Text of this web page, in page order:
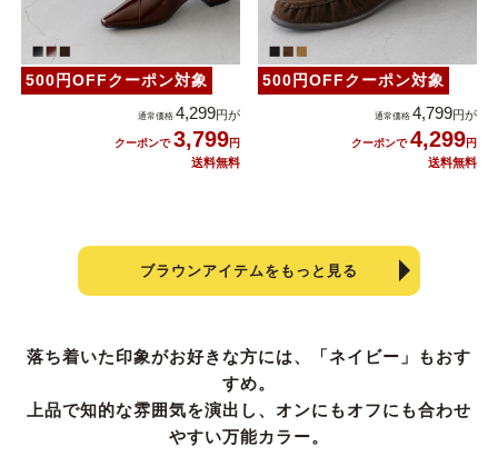
500円OFFクーポン対象
4,299
3,799
500円OFFクーポン対象
4,799
4,299
ブラウンアイテムをもっと見る
落ち着いた印象がお好きな方には、「ネイビー」もおす
すめ。
上品で知的な雰囲気を演出し、オンにもオフにも合わせ
やすい万能カラー。